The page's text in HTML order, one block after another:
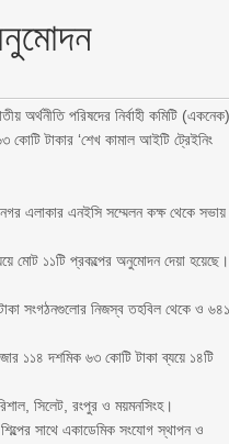
অর্থনীতি পরিষদের নির্বাহী কমিটি
টাকার ‘শেখ কামাল আইটি ট্রেইনিং
নগর এলাকার এনইসি সম্মেলন কক্ষ থেকে সভায়
মোট ১১টি প্রকল্পের অনুমোদন দেয়া হয়েছে।
সংগঠনগুলোর নিজস্ব তহবিল থেকে ও
১১৪ দশমিক ৬৩ কোটি টাকা ব্যয়ে ১৪টি
সিলেট, রংপুর ও ময়মনসিংহ।
সাথে একাডেমিক সংযোগ স্থাপন ও